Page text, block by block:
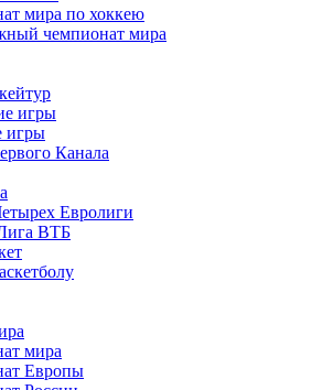
мира по хоккею
чемпионат мира
игры
игры
Канала
Евролиги
ВТБ
мира
Европы